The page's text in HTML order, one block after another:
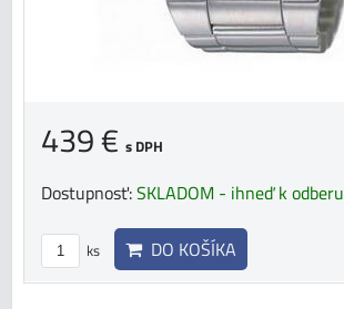
439 € s DPH
Dostupnosť:SKLADOM - ihneď k odberu
ks DO KOŠÍKA